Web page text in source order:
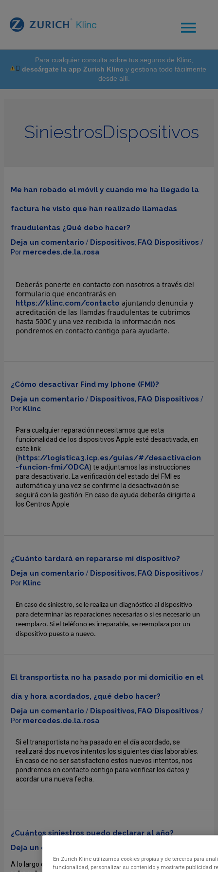
Para cualquier consulta sobre tus seguros de Klinc,
descárgate la app Zurich Klinc y gestiona todo fácilmente
desde allí.
SiniestrosDispositivos
Me han robado el móvil y cuando me ha llegado la
factura he visto que han realizado llamadas
fraudulentas ¿Qué debo hacer?
Deja un comentario / Dispositivos, FAQ Dispositivos /
Por mercedes.de.la.rosa
Deberás ponerte en contacto con nosotros a través del
formulario que encontrarás en
https://klinc.com/contacto ajuntando denuncia y
acreditación de las llamdas fraudulentas te cubrimos
hasta 500€ y una vez recibida la información nos
pondremos en contacto contigo para ayudarte.
¿Cómo desactivar Find my Iphone (FMI)?
Deja un comentario / Dispositivos, FAQ Dispositivos /
Por Klinc
Para cualquier reparación necesitamos que esta
funcionalidad de los dispositivos Apple esté desactivada, en
este link
( https://logistica3.icp.es/guias/#/desactivacion
-funcion-fmi/ODCA) te adjuntamos las instrucciones
para desactivarlo. La verificación del estado del FMI es
automática y una vez se confirme la desactivación se
seguirá con la gestión. En caso de ayuda deberás dirigirte a
los Centros Apple
¿Cuánto tardará en repararse mi dispositivo?
Deja un comentario / Dispositivos, FAQ Dispositivos /
Por Klinc
En caso de siniestro, se le realiza un diagnóstico al dispositivo
para determinar las reparaciones necesarias o si es necesario un
reemplazo. Si el teléfono es irreparable, se reemplaza por un
dispositivo puesto a nuevo.
El transportista no ha pasado por mi domicilio en el
día y hora acordados, ¿qué debo hacer?
Deja un comentario / Dispositivos, FAQ Dispositivos /
Por mercedes.de.la.rosa
Si el transportista no ha pasado en el día acordado, se
realizará dos nuevos intentos los siguientes días laborables.
En caso de no ser satisfactorio estos nuevos intentos, nos
pondremos en contacto contigo para verificar los datos y
acordar una nueva fecha.
¿Cuántos siniestros puedo declarar al año?
Deja un comentario
A lo largo del año, cubrimos como máximoun siniestro por
En Zurich Klinc utilizamos cookies propias y de terceros para
funcionalidad, personalizar su contenido y mostrarte publicidad